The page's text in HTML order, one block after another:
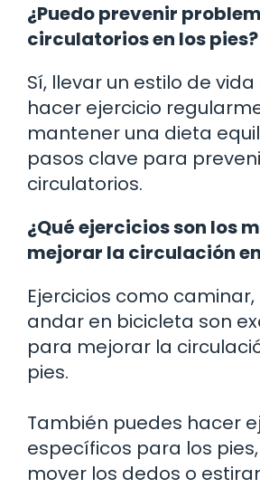
¿Puedo prevenir
circulatorios en los pies?
Sí, llevar un estilo de
hacer ejercicio
mantener una dieta
pasos clave para
circulatorios.
¿Qué ejercicios son los
mejorar la circulación
Ejercicios como
andar en bicicleta son
para mejorar la
pies.
También puedes hacer
específicos para los
mover los dedos o